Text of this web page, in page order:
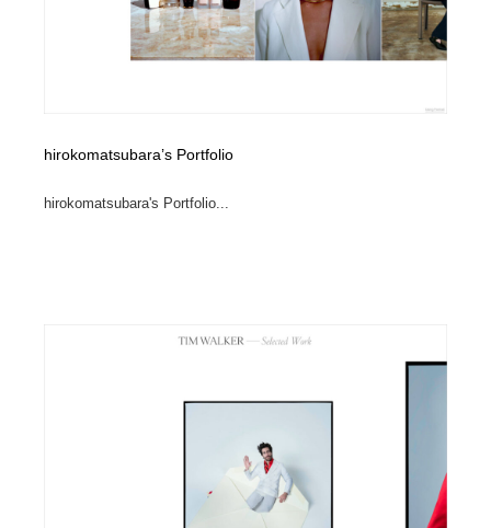
hirokomatsubara’s Portfolio
hirokomatsubara's Portfolio...